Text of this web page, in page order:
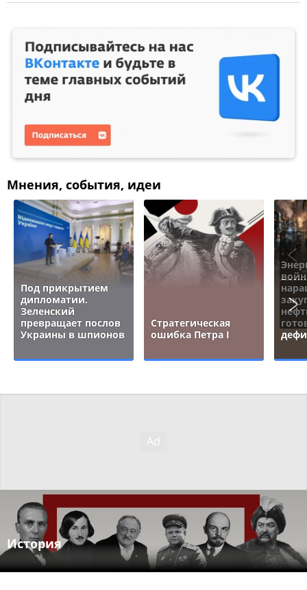
Мнения, события, идеи
Под прикрытием
дипломатии.
Зеленский
превращает послов
Украины в шпионов
Стратегическая
ошибка Петра I
История